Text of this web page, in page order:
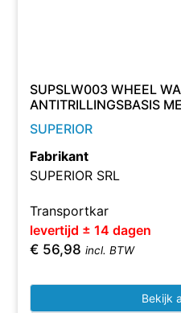
SUPSLW003 WHEEL
ANTITRILLINGSBASIS
SUPERIOR
Fabrikant
SUPERIOR SRL
Transportkar
levertijd ± 14 dagen
€ 56,98 incl. BTW
Bekijk